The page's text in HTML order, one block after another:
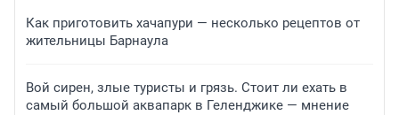
Как приготовить хачапури — несколько рецептов от
жительницы Барнаула
Вой сирен, злые туристы и грязь. Стоит ли ехать в
самый большой аквапарк в Геленджике — мнение